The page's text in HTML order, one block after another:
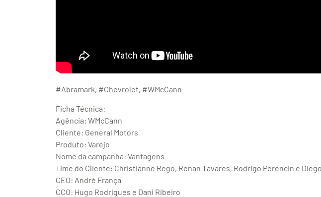
#Abramark, #Chevrolet, #WMcCann
Ficha Técnica:
Agência: WMcCann
Cliente: General Motors
Produto: Varejo
Nome da campanha: Vantagens
Time do Cliente: Christianne Rego, Renan Tavares, Rodrigo Perencin e
CEO: André França
CCO: Hugo Rodrigues e Dani Ribeiro